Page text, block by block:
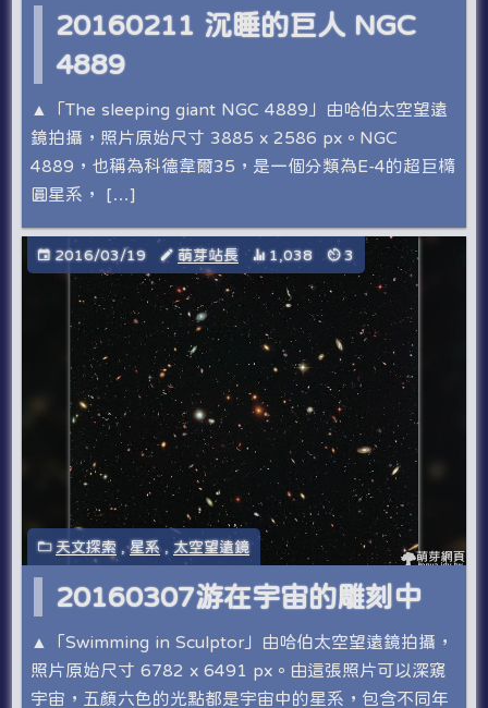
20160211 沉睡的巨人 NGC
4889
▲「The sleeping giant NGC 4889」由哈伯太空望遠
鏡拍攝，照片原始尺寸 3885 x 2586 px。NGC
4889，也稱為科德韋爾35，是一個分類為E-4的超巨橢
圓星系， […]
2016/03/19 萌芽站長 1,038 3
天文探索 ,星系 太空望遠鏡
20160307游在宇宙的雕刻中
▲「Swimming in Sculptor」由哈伯太空望遠鏡拍攝，
照片原始尺寸 6782 x 6491 px。由這張照片可以深窺
宇宙，五顏六色的光點都是宇宙中的星系，包含不同年